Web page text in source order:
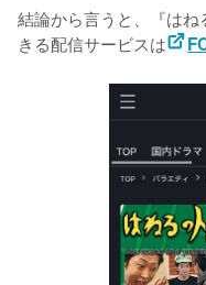
結論から言うと、『は
きる配信サービスは